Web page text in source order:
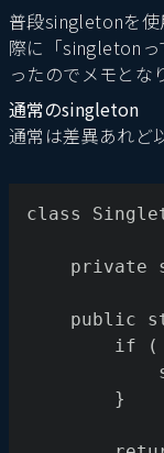
普段singletonを使
際に「singleton
ったのでメモとな
通常のsingleton
通常は差異あれど
class
private
public
if
        }